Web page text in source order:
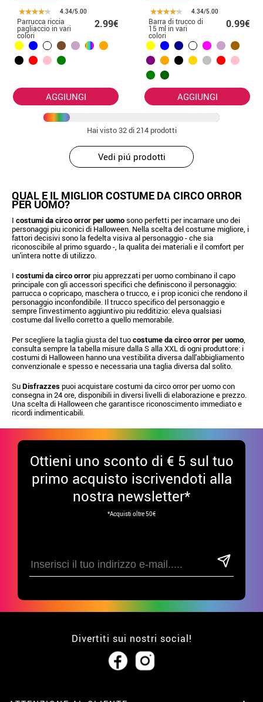
4.34/5.00
Parrucca riccia
pagliaccio in vari
colori
2.99€
AGGIUNGI
4.34/5.00
Barra di trucco di
15 ml in vari
colori
0.99€
AGGIUNGI
Hai visto32di 214 prodotti
Vedi piú prodotti
QUAL E IL MIGLIOR COSTUME DA CIRCO ORROR
PER UOMO?
I costumi da circo orror per uomosono perfetti per incarnare uno dei
personaggi piu iconici di Halloween. Nella scelta del costume migliore, i
fattori decisivi sono la fedelta visiva al personaggio - che sia
riconoscibile al primo sguardo -, la qualita dei materiali e il comfort per
un'intera notte di utilizzo.
I costumi da circo orrorpiu apprezzati per uomo combinano il capo
principale con gli accessori specifici che definiscono il personaggio:
parrucca o copricapo, maschera o trucco, e i prop iconici che rendono il
personaggio inconfondibile. Il trucco specifico del personaggio e
sempre l'investimento aggiuntivo piu redditizio: eleva qualsiasi
costume dal livello corretto a quello memorabile.
Per scegliere la taglia giusta del tuocostume da circo orror per uomo,
consulta sempre la tabella misure dalla S alla XXL di ogni produttore: i
costumi di Halloween hanno una vestibilita diversa dall'abbigliamento
convenzionale e spesso e necessaria una taglia diversa dal solito.
SuDisfrazzespuoi acquistare costumi da circo orror per uomo con
consegna in 24 ore, disponibili in diversi livelli di elaborazione e prezzo.
Una scelta di Halloween che garantisce riconoscimento immediato e
ricordi indimenticabili.
Ottieni uno sconto di € 5 sul tuo
primo acquisto iscrivendoti alla
nostra newsletter*
*Acquisti oltre 50€
Divertiti sui nostri social!